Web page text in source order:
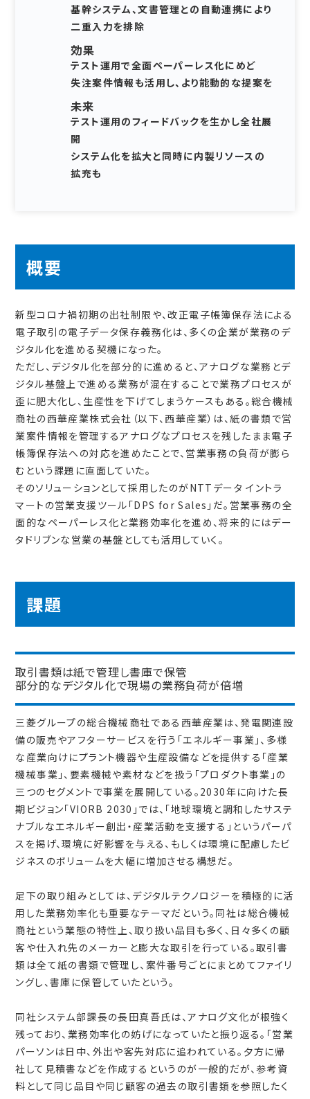
基幹システム、文書管理との自動連携により
二重入力を排除
効果
テスト運用で全面ペーパーレス化にめど
失注案件情報も活用し、より能動的な提案を
未来
テスト運用のフィードバックを生かし全社展
開
システム化を拡大と同時に内製リソースの
拡充も
概要
新型コロナ禍初期の出社制限や、改正電子帳簿保存法による
電子取引の電子データ保存義務化は、多くの企業が業務のデ
ジタル化を進める契機になった。
ただし、デジタル化を部分的に進めると、アナログな業務とデ
ジタル基盤上で進める業務が混在することで業務プロセスが
歪に肥大化し、生産性を下げてしまうケースもある。総合機械
商社の西華産業株式会社（以下、西華産業）は、紙の書類で営
業案件情報を管理するアナログなプロセスを残したまま電子
帳簿保存法への対応を進めたことで、営業事務の負荷が膨ら
むという課題に直面していた。
そのソリューションとして採用したのがNTTデータ イントラ
マートの営業支援ツール「DPS for Sales」だ。営業事務の全
面的なペーパーレス化と業務効率化を進め、将来的にはデー
タドリブンな営業の基盤としても活用していく。
課題
取引書類は紙で管理し書庫で保管
部分的なデジタル化で現場の業務負荷が倍増
三菱グループの総合機械商社である西華産業は、発電関連設
備の販売やアフターサービスを行う「エネルギー事業」、多様
な産業向けにプラント機器や生産設備などを提供する「産業
機械事業」、要素機械や素材などを扱う「プロダクト事業」の
三つのセグメントで事業を展開している。2030年に向けた長
期ビジョン「VIORB 2030」では、「地球環境と調和したサステ
ナブルなエネルギー創出・産業活動を支援する」というパーパ
スを掲げ、環境に好影響を与える、もしくは環境に配慮したビ
ジネスのボリュームを大幅に増加させる構想だ。
足下の取り組みとしては、デジタルテクノロジーを積極的に活
用した業務効率化も重要なテーマだという。同社は総合機械
商社という業態の特性上、取り扱い品目も多く、日々多くの顧
客や仕入れ先のメーカーと膨大な取引を行っている。取引書
類は全て紙の書類で管理し、案件番号ごとにまとめてファイリ
ングし、書庫に保管していたという。
同社システム部課長の長田真吾氏は、アナログ文化が根強く
残っており、業務効率化の妨げになっていたと振り返る。「営業
パーソンは日中、外出や客先対応に追われている。夕方に帰
社して見積書などを作成するというのが一般的だが、参考資
料として同じ品目や同じ顧客の過去の取引書類を参照したく